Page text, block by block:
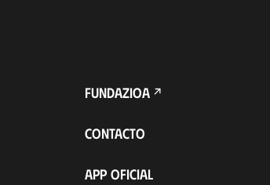
FUNDAZIOA
CONTACTO
APP OFICIAL